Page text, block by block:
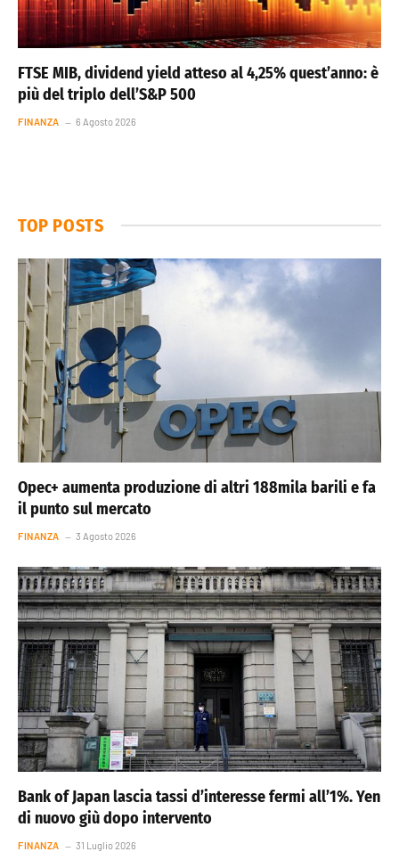
FTSE MIB, dividend yield atteso al 4,25% quest’anno: è
più del triplo dell’S&P 500
FINANZA 6 Agosto 2026
TOP POSTS
Opec+ aumenta produzione di altri 188mila barili e fa
il punto sul mercato
FINANZA 3 Agosto 2026
Bank of Japan lascia tassi d’interesse fermi all’1%. Yen
di nuovo giù dopo intervento
FINANZA 31 Luglio 2026